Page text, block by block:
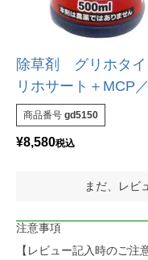
除草剤 グリホタ
リホサート＋MCP
商品番号 gd5150
¥8,580税込
まだ、レビ
注意事項
【レビュー記入時のご注意